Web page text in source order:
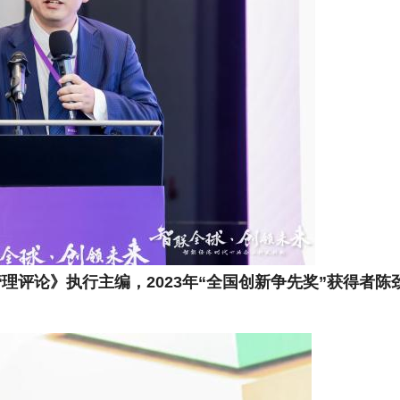
评论》执行主编，2023年“全国创新争先奖”获得者陈